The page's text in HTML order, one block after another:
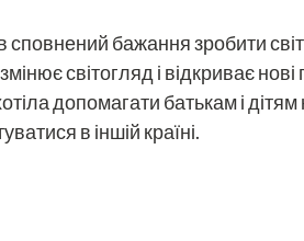
сповнений бажання зробити
світогляд і відкриває
допомагати батькам і
в іншій країні.